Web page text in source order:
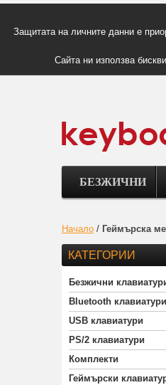
Защитата на личните данни е
Сайта ни използва
БЕЗЖИЧНИ
Начало / Геймърска
КАТЕГОРИИ
Безжични
Bluetooth клавиатури
USB клавиатури
PS/2 клавиатури
Комплекти
Геймърски